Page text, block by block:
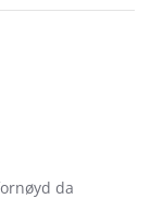
da